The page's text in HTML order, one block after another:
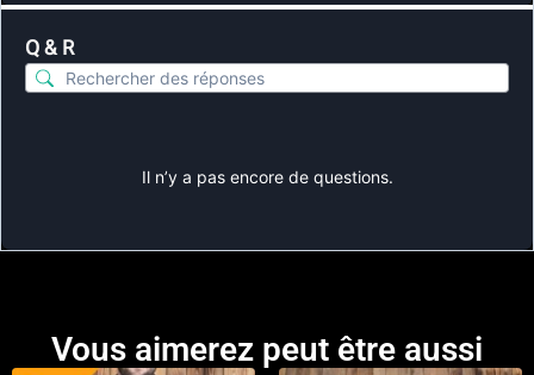
Q & R
Il n’y a pas encore de questions.
Vous aimerez peut être aussi